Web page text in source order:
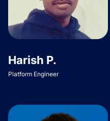
Harish P.
Platform Engineer